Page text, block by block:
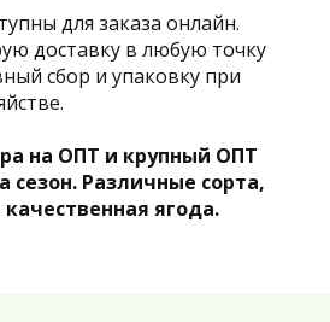
для заказа онлайн.
доставку в любую точку
сбор и упаковку при
на ОПТ и крупный ОПТ
сезон. Различные сорта,
ягода.